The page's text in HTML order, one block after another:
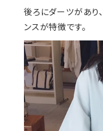
後ろにダーツがあり
ンスが特徴です。